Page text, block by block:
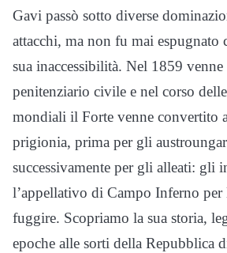
Gavi passò sotto diverse
attacchi, ma non fu mai espugnato
sua inaccessibilità. Nel 1859
penitenziario civile e nel corso
mondiali il Forte venne convertito
prigionia, prima per gli
successivamente per gli alleati: gli
l’appellativo di Campo Inferno
fuggire. Scopriamo la sua storia,
epoche alle sorti della Repubblica